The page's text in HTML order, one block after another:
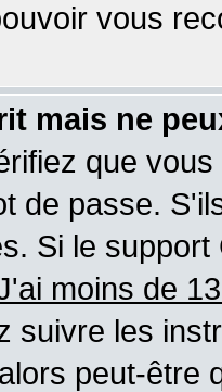
vous
mais ne
que
de passe.
Si le
moins de
suivre les
peut-être